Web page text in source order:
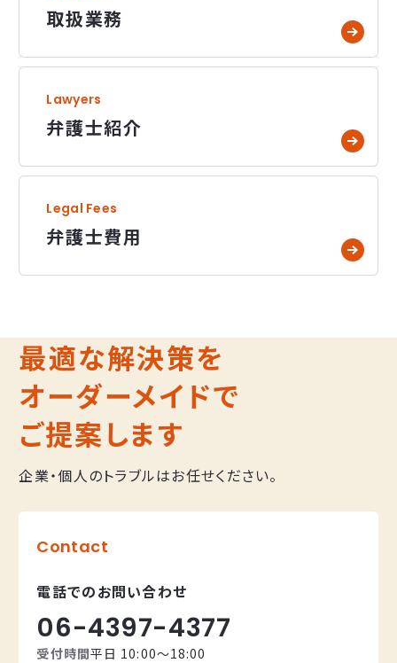
取扱業務
取扱業務へページ遷移します。
Lawyers
弁護士紹介
弁護士紹介へページ遷移します。
Legal Fees
弁護士費用
弁護士費用へページ遷移します。
最適な解決策を
オーダーメイドで
ご提案します
企業・個人のトラブルはお任せください。
Contact
電話でのお問い合わせ
06-4397-4377
受付時間平日 10:00～18:00